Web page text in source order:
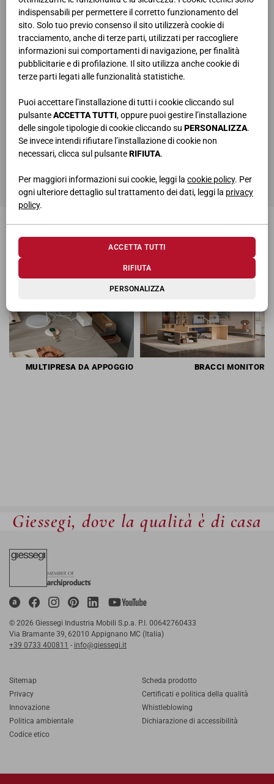
indispensabili per permettere il corretto funzionamento del
sito. Solo tuo previo consenso il sito utilizzerà cookie di
tracciamento, anche di terze parti, utilizzati per raccogliere
informazioni sui comportamenti di navigazione, per finalità
pubblicitarie e di profilazione. Il sito utilizza anche cookie di
terze parti legati alle funzionalità statistiche.
Puoi accettare l’installazione di tutti i cookie cliccando sul
pulsanteACCETTA TUTTI, oppure puoi gestire l’installazione
delle singole tipologie di cookie cliccando su PERSONALIZZA.
Se invece intendi rifiutare l’installazione di cookie non
necessari, clicca sul pulsanteRIFIUTA.
Per maggiori informazioni sui cookie, leggi la cookie policy. Per
ogni ulteriore dettaglio sul trattamento dei dati, leggi la privacy
policy.
PERSONALIZZA
RIFIUTA
ACCETTA TUTTI
Ø 8 cm
MULTIPRESA DA APPOGGIO BRACCI MONITOR
Giessegi, dove la qualità è di casa
© 2026 Giessegi Industria Mobili S.p.a. P.I. 00642760433
Via Bramante 39, 62010 Appignano MC (Italia)
+39 0733 400811 - info@giessegi.it
Sitemap
Privacy
Innovazione
Politica ambientale
Codice etico
Scheda prodotto
Certificati e politica della qualità
Whistleblowing
Dichiarazione di accessibilità